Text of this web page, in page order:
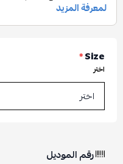
Size
*
اختر
رقم الموديل